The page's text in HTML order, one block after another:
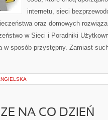
internetu, sieci
oraz domowych
w Sieci i Poradniki
w sposób przystępny. Zamiast
NA CO DZIEŃ